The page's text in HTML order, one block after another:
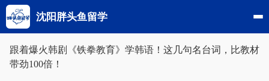
沈阳胖头鱼留学
跟着爆火韩剧《铁拳教育》学韩语！这几句名台词，比教材
带劲100倍！